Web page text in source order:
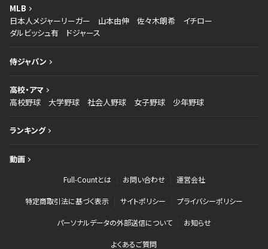
MLB
日本人メジャーリーガー
山本由伸 佐々木朗希
イチロー
ダルビッシュ有
ドジャース
侍ジャパン
高校・アマ
高校野球
大学野球 社会人野球 女子野球 少年野球
ランキング
動画
Full-Countとは お問い合わせ 運営会社
特定商取引法に基づく表示 サイトポリシー プライバシーポリシー
パーソナルデータの外部送信について お知らせ
よくあるご質問